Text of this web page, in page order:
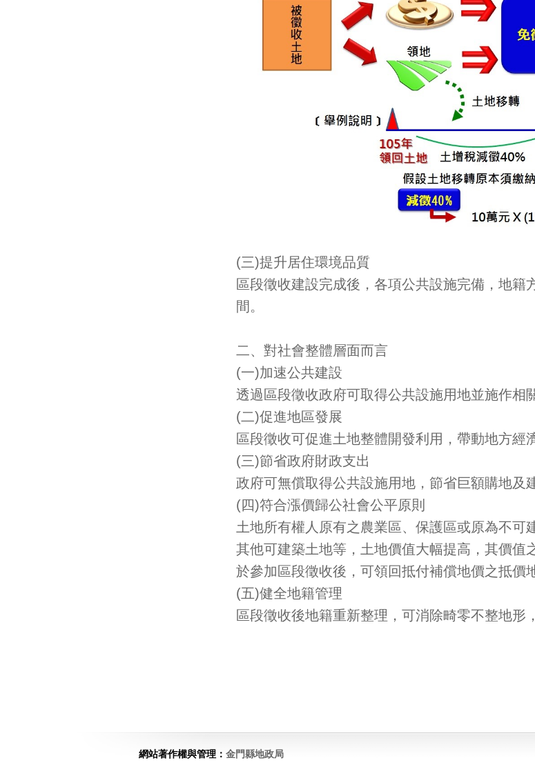
(三)提升居住環境品質
區段徵收建設完成後，各項公共設施完備，地
間。
二、對社會整體層面而言
(一)加速公共建設
透過區段徵收政府可取得公共設施用地並施作相
(二)促進地區發展
區段徵收可促進土地整體開發利用，帶動地方經
(三)節省政府財政支出
政府可無償取得公共設施用地，節省巨額購地及
(四)符合漲價歸公社會公平原則
土地所有權人原有之農業區、保護區或原為不
其他可建築土地等，土地價值大幅提高，其價值
於參加區段徵收後，可領回抵付補償地價之抵價
(五)健全地籍管理
區段徵收後地籍重新整理，可消除畸零不整地形
網站著作權與管理： 金門縣地政局